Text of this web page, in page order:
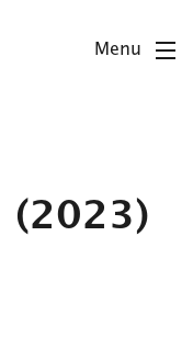
Menu
(2023)